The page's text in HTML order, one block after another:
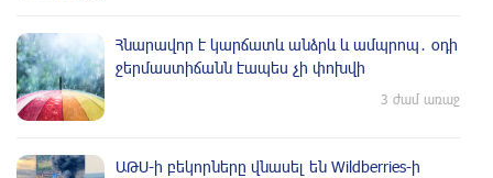
Հնարավոր է կարճատև անձրև և ամպրոպ․ օդի
ջերմաստիճանն էապես չի փոխվի
3 ժամ առաջ
ԱԹՍ-ի բեկորները վնասել են Wildberries-ի